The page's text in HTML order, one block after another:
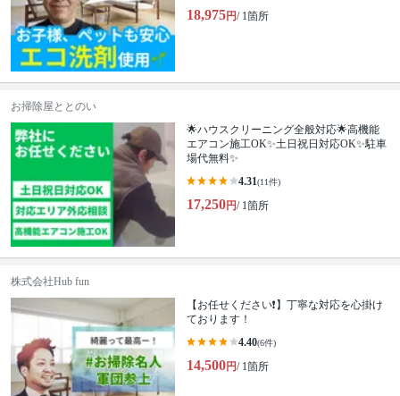
18,975円/ 1箇所
お掃除屋ととのい
🌟ハウスクリーニング全般対応🌟高機能
エアコン施工OK✨土日祝日対応OK✨駐車
場代無料✨
4.31(11件)
17,250円/ 1箇所
株式会社Hub fun
【お任せください❗️】丁寧な対応を心掛け
ております！
4.40(6件)
14,500円/ 1箇所